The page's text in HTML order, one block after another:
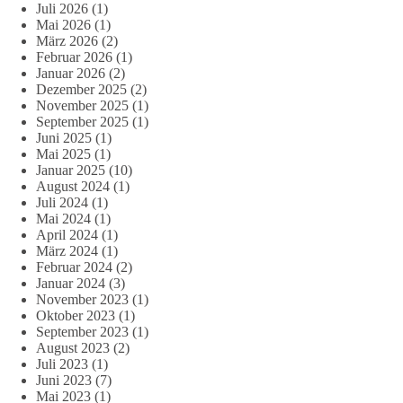
Juli 2026 (1)
Mai 2026 (1)
März 2026 (2)
Februar 2026 (1)
Januar 2026 (2)
Dezember 2025 (2)
November 2025 (1)
September 2025 (1)
Juni 2025 (1)
Mai 2025 (1)
Januar 2025 (10)
August 2024 (1)
Juli 2024 (1)
Mai 2024 (1)
April 2024 (1)
März 2024 (1)
Februar 2024 (2)
Januar 2024 (3)
November 2023 (1)
Oktober 2023 (1)
September 2023 (1)
August 2023 (2)
Juli 2023 (1)
Juni 2023 (7)
Mai 2023 (1)